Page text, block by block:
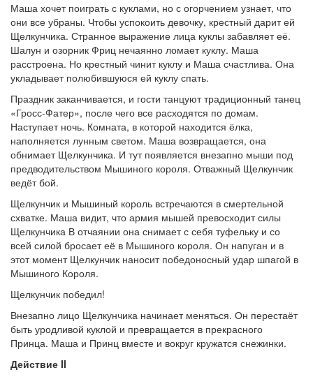
Маша хочет поиграть с куклами, но с огорчением узнает, что
они все убраны. Чтобы успокоить девочку, крестный дарит ей
Щелкунчика. Странное выражение лица куклы забавляет её.
Шалун и озорник Фриц нечаянно ломает куклу. Маша
расстроена. Но крестный чинит куклу и Маша счастлива. Она
укладывает полюбившуюся ей куклу спать.
Праздник заканчивается, и гости танцуют традиционный танец
«Гросс-Фатер», после чего все расходятся по домам.
Наступает ночь. Комната, в которой находится ёлка,
наполняется лунным светом. Маша возвращается, она
обнимает Щелкунчика. И тут появляется внезапно мыши под
предводительством Мышиного короля. Отважный Щелкунчик
ведёт бой.
Щелкунчик и Мышиный король встречаются в смертельной
схватке. Маша видит, что армия мышей превосходит силы
Щелкунчика В отчаянии она снимает с себя туфельку и со
всей силой бросает её в Мышиного короля. Он напуган и в
этот момент Щелкунчик наносит победоносный удар шпагой в
Мышиного Короля.
Щелкунчик победил!
Внезапно лицо Щелкунчика начинает меняться. Он перестаёт
быть уродливой куклой и превращается в прекрасного
Принца. Маша и Принц вместе и вокруг кружатся снежинки.
Действие II